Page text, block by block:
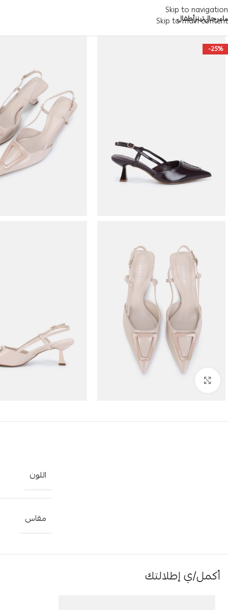
Skip to navigation
Skip to main content
رجالتينزأطفال
-25%
اللون
مقاس
أكمل/ي إطلالتك